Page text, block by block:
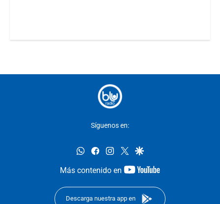
Síguenos en:
whatsappfacebookinstagram
twittergoogle
Más contenido en
youtube-
Descarga nuestra app en